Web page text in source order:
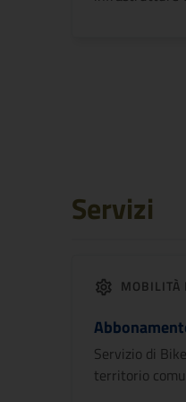
Servizi
MOBILITÀ
Servizio di
territorio